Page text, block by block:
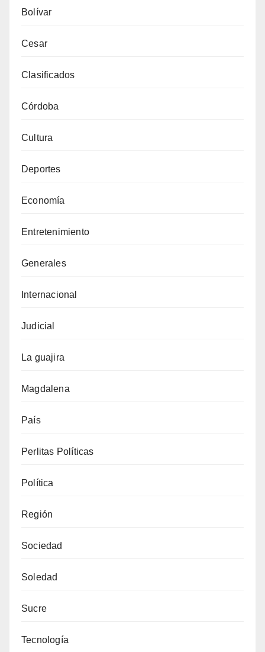
Bolívar
Cesar
Clasificados
Córdoba
Cultura
Deportes
Economía
Entretenimiento
Generales
Internacional
Judicial
La guajira
Magdalena
País
Perlitas Políticas
Política
Región
Sociedad
Soledad
Sucre
Tecnología